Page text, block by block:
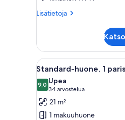
1
kuvat
Lisätietoja
Lisätietoja
1
Double
Bed
Avaa
kaikki
huonetyypin
Standard-
huone,
8
Standard-huone, 1
9,09,0 kautta 10
Upea
34 arvostelua
(34
arvostelua)
21 m²
1 makuuhuone